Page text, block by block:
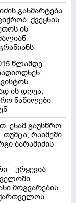
განმარტება
ქვეყნის
ის
წლამდე
ის დღეა,
ნაწილები
ენამ გაუსწრო
რაიმეში
ბარამიძის
– ურყევია
მოგვარების